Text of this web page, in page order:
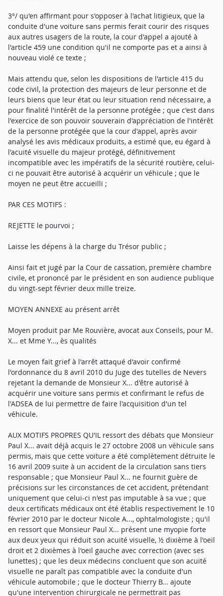
3°/ qu'en affirmant pour s'opposer à l'achat litigieux, que la
conduite d'une voiture sans permis ferait courir des risques
aux autres usagers de la route, la cour d'appel a ajouté à
l'article 459 une condition qu'il ne comporte pas et a ainsi à
nouveau violé ce texte ;
Mais attendu que, selon les dispositions de l'article 415 du
code civil, la protection des majeurs de leur personne et de
leurs biens que leur état ou leur situation rend nécessaire, a
pour finalité l'intérêt de la personne protégée ; que c'est dans
l'exercice de son pouvoir souverain d'appréciation de l'intérêt
de la personne protégée que la cour d'appel, après avoir
analysé les avis médicaux produits, a estimé que, eu égard à
l'acuité visuelle du majeur protégé, définitivement
incompatible avec les impératifs de la sécurité routière, celui-
ci ne pouvait être autorisé à acquérir un véhicule ; que le
moyen ne peut être accueilli ;
PAR CES MOTIFS :
REJETTE le pourvoi ;
Laisse les dépens à la charge du Trésor public ;
Ainsi fait et jugé par la Cour de cassation, première chambre
civile, et prononcé par le président en son audience publique
du vingt-sept février deux mille treize.
MOYEN ANNEXE au présent arrêt
Moyen produit par Me Rouvière, avocat aux Conseils, pour M.
X... et Mme Y..., ès qualités
Le moyen fait grief à l'arrêt attaqué d'avoir confirmé
l'ordonnance du 8 avril 2010 du Juge des tutelles de Nevers
rejetant la demande de Monsieur X... d'être autorisé à
acquérir une voiture sans permis et confirmant le refus de
l'ADSEA de lui permettre de faire l'acquisition d'un tel
véhicule.
AUX MOTIFS PROPRES QU'IL ressort des débats que Monsieur
Paul X... avait déjà acquis le 27 octobre 2008 un véhicule sans
permis, mais que cette voiture a été complètement détruite le
16 avril 2009 suite à un accident de la circulation sans tiers
responsable ; que Monsieur Paul X... ne fournit guère de
précisions sur les circonstances de cet accident, prétendant
uniquement que celui-ci n'est pas imputable à sa vue ; que
deux certificats médicaux ont été établis respectivement le 10
février 2010 par le docteur Nicole A..., ophtalmologiste ; qu'il
en ressort que Monsieur Paul X... présent une myopie forte
aux deux yeux qui réduit son acuité visuelle, ½ dixième à l'oeil
droit et 2 dixièmes à l'oeil gauche avec correction (avec ses
lunettes) ; que les deux médecins concluent que son acuité
visuelle ne paraît pas compatible avec la conduite d'un
véhicule automobile ; que le docteur Thierry B... ajoute
qu'une intervention chirurgicale ne permettrait pas